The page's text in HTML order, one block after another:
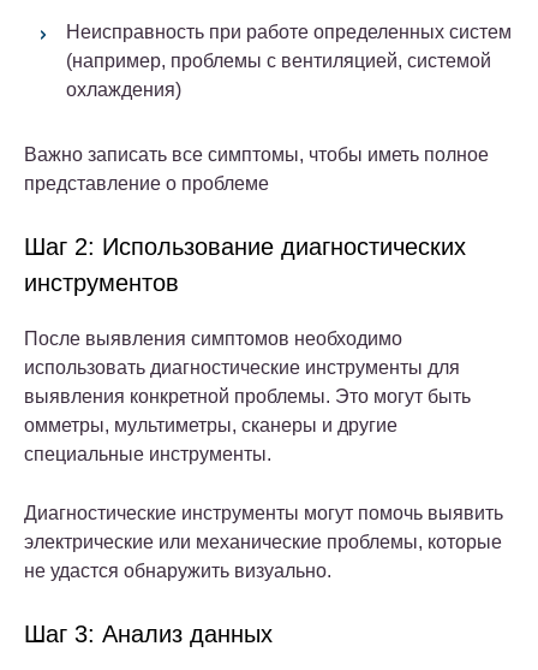
Неисправность при работе определенных систем
(например, проблемы с вентиляцией, системой
охлаждения)
Важно записать все симптомы, чтобы иметь полное
представление о проблеме
Шаг 2: Использование диагностических
инструментов
После выявления симптомов необходимо
использовать диагностические инструменты для
выявления конкретной проблемы. Это могут быть
омметры, мультиметры, сканеры и другие
специальные инструменты.
Диагностические инструменты могут помочь выявить
электрические или механические проблемы, которые
не удастся обнаружить визуально.
Шаг 3: Анализ данных